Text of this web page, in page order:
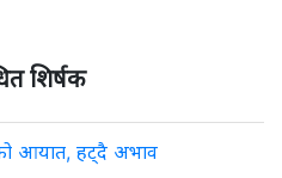
शिर्षक
आयात, हट्दै अभाव